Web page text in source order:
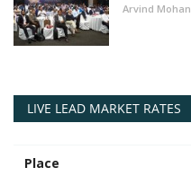
Arvind Mohan
LIVE LEAD MARKET RATES
Place